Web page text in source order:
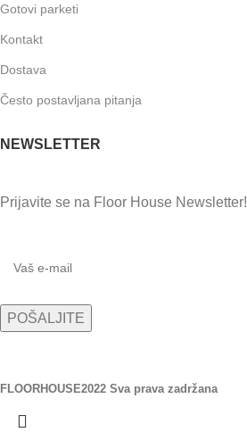
Gotovi parketi
Kontakt
Dostava
Često postavljana pitanja
NEWSLETTER
Prijavite se na Floor House Newsletter!
FLOORHOUSE2022 Sva prava zadržana